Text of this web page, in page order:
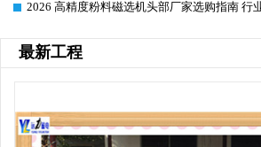
2026 高精度粉料磁选机头部厂家选购指南 行
最新工程